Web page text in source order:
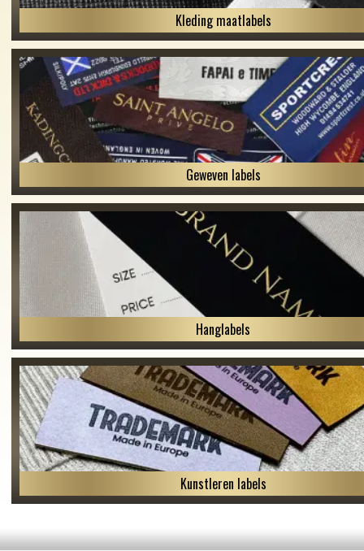
Kleding maatlabels
Geweven labels
Hanglabels
Kunstleren labels